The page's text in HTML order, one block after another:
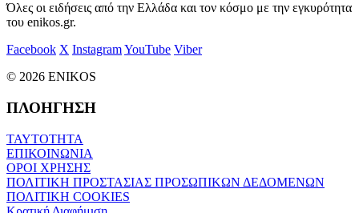
Όλες οι ειδήσεις από την Ελλάδα και τον κόσμο με την εγκυρότητα
του enikos.gr.
Facebook X InstagramYouTube Viber
© 2026 ENIKOS
ΠΛΟΗΓΗΣΗ
ΤΑΥΤΟΤΗΤΑ
ΕΠΙΚΟΙΝΩΝΙΑ
ΟΡΟΙ ΧΡΗΣΗΣ
ΠΟΛΙΤΙΚΗ ΠΡΟΣΤΑΣΙΑΣ ΠΡΟΣΩΠΙΚΩΝ ΔΕΔΟΜΕΝΩΝ
ΠΟΛΙΤΙΚΗ COOKIES